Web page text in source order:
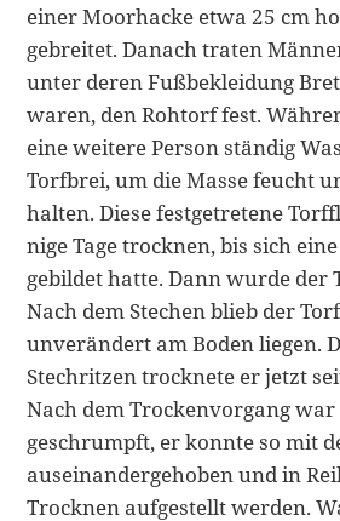
einer Moorhacke etwa 25 cm
gebreitet. Danach traten
unter deren Fußbe­kleidung
waren, den Rohtorf fest.
eine weitere Person ständig
Torfbrei, um die Masse feucht
halten. Diese festgetretene
nige Tage trocknen, bis sich
gebildet hatte. Dann wurde der
Nach dem Stechen blieb der
unverändert am Bo­den liegen.
Stechritzen trocknete er jetzt
Nach dem Trockenvorgang
geschrumpft, er konnte so mit
auseinandergehoben und in
Trocknen aufgestellt wer­den.